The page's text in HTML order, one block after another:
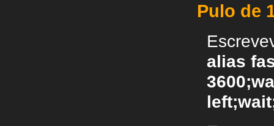
Pulo de
alias